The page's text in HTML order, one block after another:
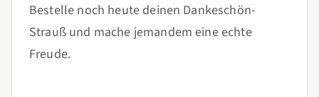
Bestelle noch heute deinen Dankeschön-
Strauß und mache jemandem eine echte
Freude.